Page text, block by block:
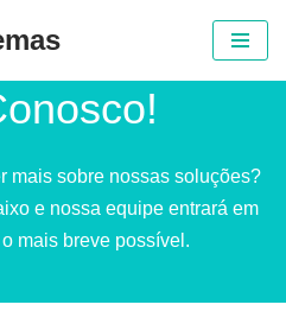
mais sobre nossas soluções?
e nossa equipe entrará em
mais breve possível.